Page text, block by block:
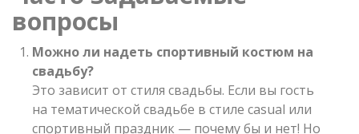
вопросы
Можно ли надеть спортивный костюм на
свадьбу?
Это зависит от стиля свадьбы. Если вы гость
на тематической свадьбе в стиле casual или
спортивный праздник — почему бы и нет! Но